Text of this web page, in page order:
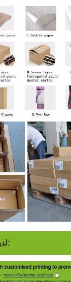
لدينا ديكور الحرفية: